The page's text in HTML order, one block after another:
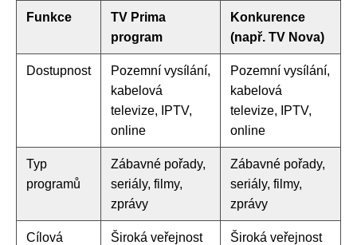
Funkce
TV Prima
program
Konkurence
(např. TV Nova)
Dostupnost
Pozemní vysílání,
kabelová
televize, IPTV,
online
Pozemní vysílání,
kabelová
televize, IPTV,
online
Typ
programů
Zábavné pořady,
seriály, filmy,
zprávy
Zábavné pořady,
seriály, filmy,
zprávy
Cílová
Široká veřejnost Široká veřejnost